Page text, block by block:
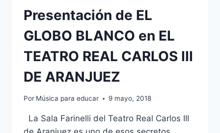
Presentación de EL
GLOBO BLANCO en EL
TEATRO REAL CARLOS III
DE ARANJUEZ
Por Música para educar 9 mayo, 2018
La Sala Farinelli del Teatro Real Carlos III